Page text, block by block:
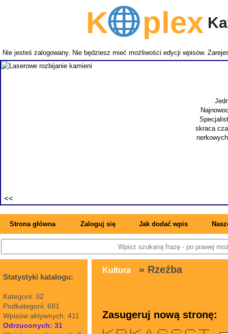
Kplex
Nie jesteś zalogowany. Nie będziesz mieć możliwości edycji wpisów.
skraca
Strona główna Zaloguj się Jak dodać wpis
Statystyki katalogu:
Kategorii: 32
Podkategorii: 681
Wpisów aktywnych: 411
Odrzuconych: 31
Kultura » Rzeźba
Zasugeruj nową stronę:
* * ****** * * * ***** ***** ***** *******
* ** * * * ** * * * * * * * * *